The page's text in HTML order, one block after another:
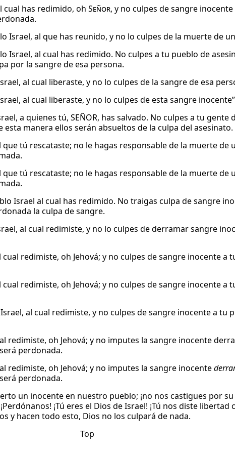
cual has redimido, oh Señor, y no culpes de sangre inocente
Israel, al que has reunido, y no lo culpes de la muerte de
Israel, al cual has redimido. No culpes a tu pueblo de
por la sangre de esa persona.
al cual liberaste, y no lo culpes de la sangre de esa
al cual liberaste, y no lo culpes de esta sangre
a quienes tú, SEÑOR, has salvado. No culpes a tu gente
esta manera ellos serán absueltos de la culpa del asesinato.
tú rescataste; no le hagas responsable de la muerte de
tú rescataste; no le hagas responsable de la muerte de
Israel al cual has redimido. No traigas culpa de sangre
la culpa de sangre.
al cual redimiste, y no lo culpes de derramar sangre
redimiste, oh Jehová; y no culpes de sangre inocente a
redimiste, oh Jehová; y no culpes de sangre inocente a
al cual redimiste, y no culpes de sangre inocente a tu
redimiste, oh Jehová; y no imputes la sangre inocente
perdonada.
redimiste, oh Jehová; y no imputes la sangre inocente
perdonada.
un inocente en nuestro pueblo; ¡no nos castigues por
¡Tú eres el Dios de Israel! ¡Tú nos diste libertad
y hacen todo esto, Dios no los culpará de nada.
Top